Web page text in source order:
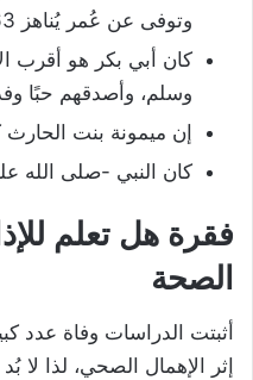
وتوفى عن عُمر يُناهز 63 عام.
كان أبي بكر هو أقرب
وسلم، وأصدقهم حبًا
إن ميمونة بنت
كان النبي -صلى الله
فقرة هل تعلم
الصحة
أثبتت الدراسات وفاة عدد
إثر الإهمال الصحي، لذا